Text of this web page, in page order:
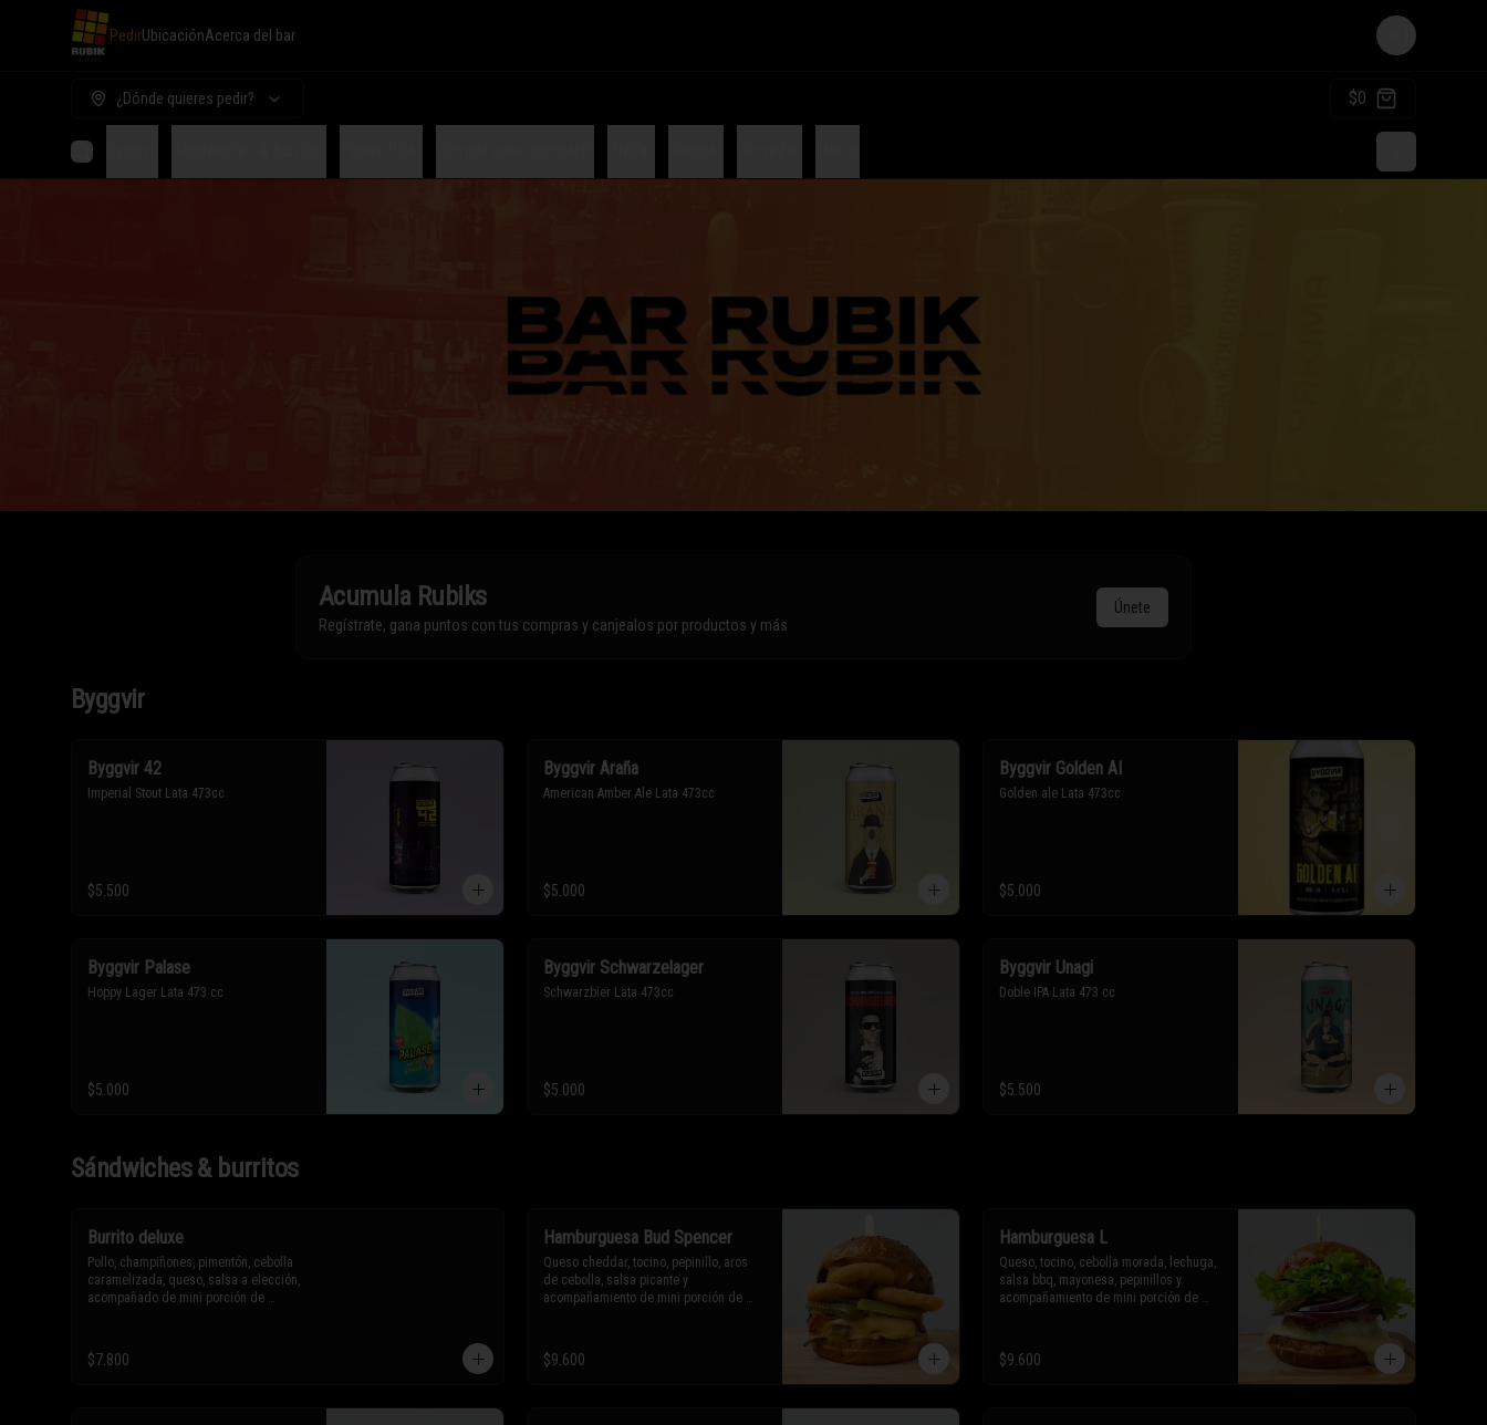
PedirUbicaciónAcerca del bar
Login
¿Dónde quieres pedir? $0
Acumula Rubiks
Regístrate, gana puntos con tus compras y canjealos por productos y más
Únete
Byggvir
Byggvir 42
Imperial Stout Lata 473cc
$5.500
Byggvir Araña
American Amber Ale Lata 473cc
$5.000
Byggvir Golden AI
Golden ale Lata 473cc
$5.000
Byggvir Palase
Hoppy Lager Lata 473 cc
$5.000
Byggvir Schwarzelager
Schwarzbier Lata 473cc
$5.000
Byggvir Unagi
Doble IPA Lata 473 cc
$5.500
Sándwiches & burritos
Burrito deluxe
Pollo, champiñones, pimentón, cebolla
caramelizada, queso, salsa a elección,
acompañado de mini porción de
* Los ingredientes no son
$7.800
Hamburguesa Bud Spencer
Queso cheddar, tocino, pepinillo, aros
de cebolla, salsa picante y
acompañamiento de mini porción de
* Los ingredientes no son
intercambiables. Sólo puedes solicitar
$9.600
Hamburguesa L
Queso, tocino, cebolla morada, lechuga,
salsa bbq, mayonesa, pepinillos y
acompañamiento de mini porción de
* Los ingredientes no son
intercambiables. Sólo puedes solicitar
$9.600